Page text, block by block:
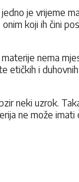
je vrijeme
koji ih čini
nema
etičkih i
neki uzrok.
ne može